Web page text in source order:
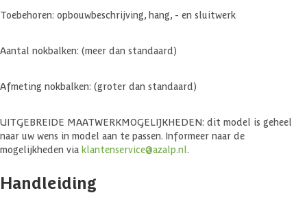
Toebehoren: opbouwbeschrijving, hang, - en sluitwerk
Aantal nokbalken: (meer dan standaard)
Afmeting nokbalken: (groter dan standaard)
UITGEBREIDE MAATWERKMOGELIJKHEDEN: dit model is geheel
naar uw wens in model aan te passen. Informeer naar de
mogelijkheden via klantenservice@azalp.nl.
Handleiding